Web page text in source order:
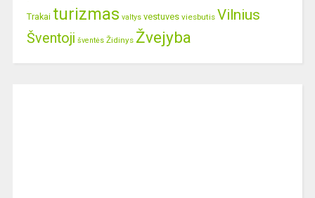
Trakai turizmas valtys vestuves viesbutis Vilnius
Šventoji šventės Židinys Žvejyba